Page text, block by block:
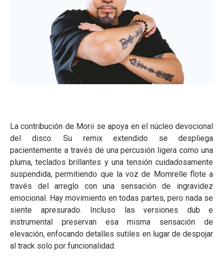
La contribución de Morii se apoya en el núcleo devocional
del disco. Su remix extendido se despliega
pacientemente a través de una percusión ligera como una
pluma, teclados brillantes y una tensión cuidadosamente
suspendida, permitiendo que la voz de Momrelle flote a
través del arreglo con una sensación de ingravidez
emocional. Hay movimiento en todas partes, pero nada se
siente apresurado. Incluso las versiones dub e
instrumental preservan esa misma sensación de
elevación, enfocando detalles sutiles en lugar de despojar
al track solo por funcionalidad.